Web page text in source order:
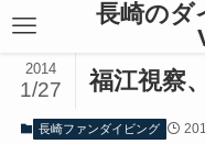
長崎のダ
福江視察
2014
1/27
長崎ファンダイビング